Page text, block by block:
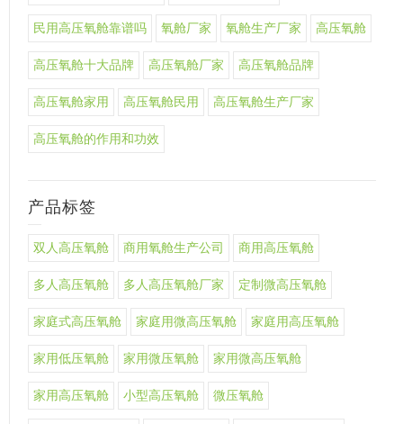
民用高压氧舱靠谱吗 氧舱厂家 氧舱生产厂家 高压氧舱
高压氧舱十大品牌 高压氧舱厂家 高压氧舱品牌
高压氧舱家用 高压氧舱民用 高压氧舱生产厂家
高压氧舱的作用和功效
产品标签
双人高压氧舱 商用氧舱生产公司 商用高压氧舱
多人高压氧舱 多人高压氧舱厂家 定制微高压氧舱
家庭式高压氧舱 家庭用微高压氧舱 家庭用高压氧舱
家用低压氧舱 家用微压氧舱 家用微高压氧舱
家用高压氧舱 小型高压氧舱 微压氧舱